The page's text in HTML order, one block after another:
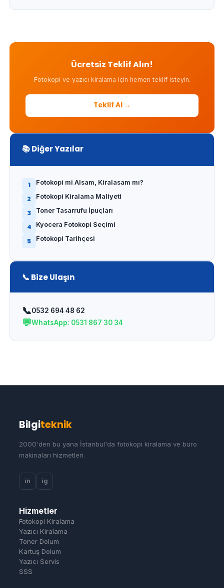
Ücretsiz Teklif Alın!
Fotokopi ve yazıcı kiralama için hemen teklif isteyin.
Teklif Al →
📚 Diğer Yazılar
1 Fotokopi mi Alsam, Kiralasam mı?
2 Fotokopi Kiralama Maliyeti
3 Toner Tasarrufu İpuçları
4 Kyocera Fotokopi Seçimi
5 Fotokopi Tarihçesi
📞 Bize Ulaşın
📞0532 694 48 62
💬WhatsApp: 0531 867 30 34
Bilgiteknik
2000'den bu yana İstanbul'da fotokopi kiralama ve büro
makinaları hizmetleri.
in ig
Hizmetler
Fotokopi Kiralama
Yazıcı Kiralama
Toner Dolum
Kartuş Dolum
Yazıcı Servis
SSS